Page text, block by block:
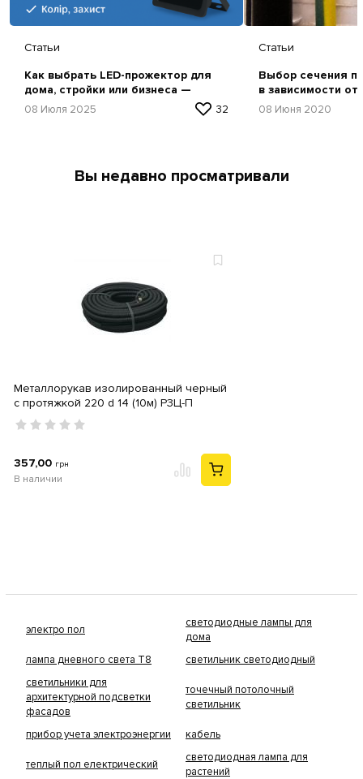
Статьи
Как выбрать LED-прожектор для
дома, стройки или бизнеса —
простая инструкция
08 Июля 2025 32
Статьи
Выбор сечения
в зависимости
08 Июня 2020
Вы недавно просматривали
Металлорукав изолированный черный
с протяжкой 220 d 14 (10м) Р3Ц-П
357,00 грн
В наличии
электро пол
светодиодные лампы для
дома
лампа дневного света Т8
светильник светодиодный
светильники для
архитектурной подсветки
фасадов
точечный потолочный
светильник
прибор учета электроэнергии кабель
теплый пол електрический
светодиодная лампа для
растений